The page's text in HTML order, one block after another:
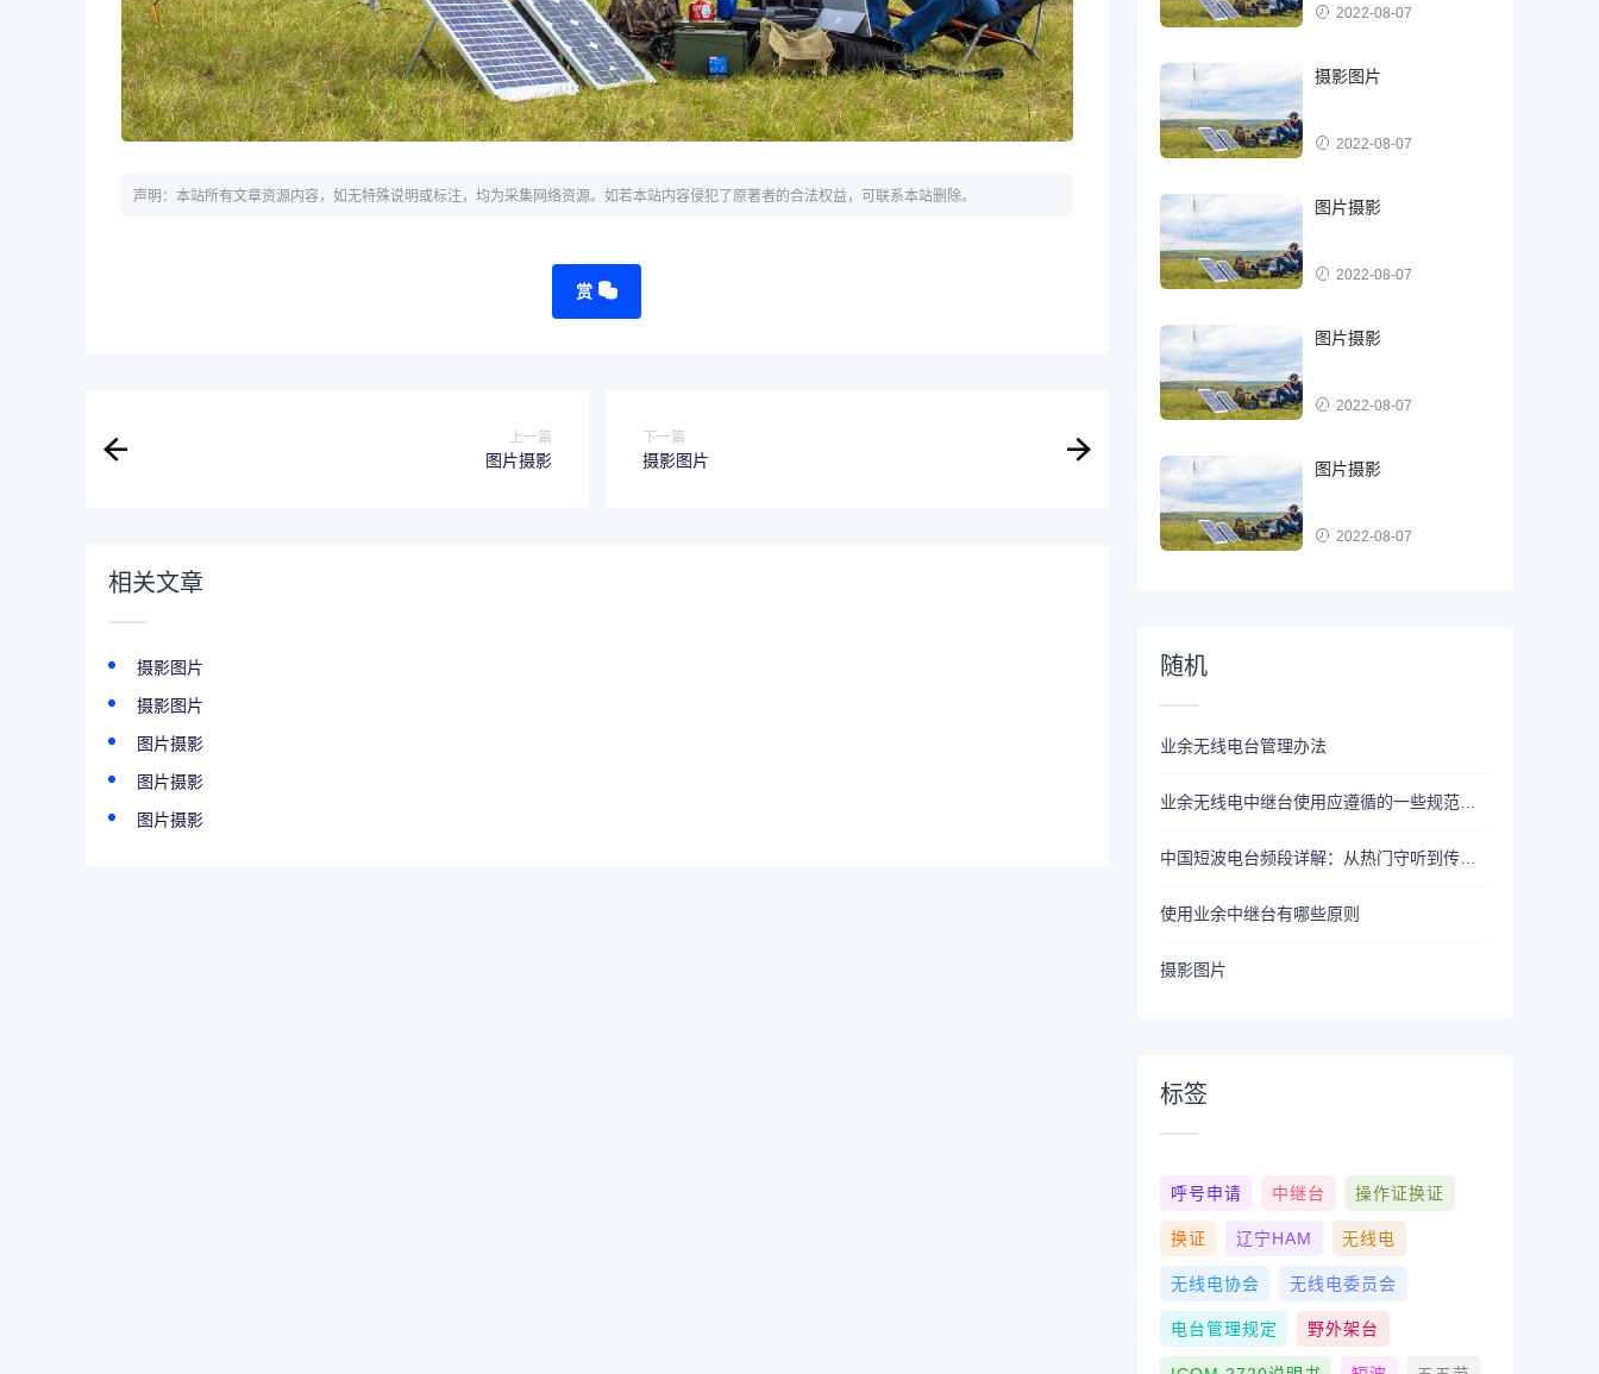
声明：本站所有文章资源内容，如无特殊说明或标注，均为采集网络资源。如若本站内容侵犯了原著者的合法权益，可联系本站删除。
赏
上一篇
图片摄影
下一篇
摄影图片
相关文章
摄影图片
摄影图片
图片摄影
图片摄影
图片摄影
2022-08-07
摄影图片
2022-08-07
图片摄影
2022-08-07
图片摄影
2022-08-07
图片摄影
2022-08-07
随机
业余无线电台管理办法
使用业余中继台有哪些原则
摄影图片
标签
呼号申请 中继台 操作证换证
换证 辽宁HAM 无线电
无线电协会 无线电委员会
电台管理规定 野外架台